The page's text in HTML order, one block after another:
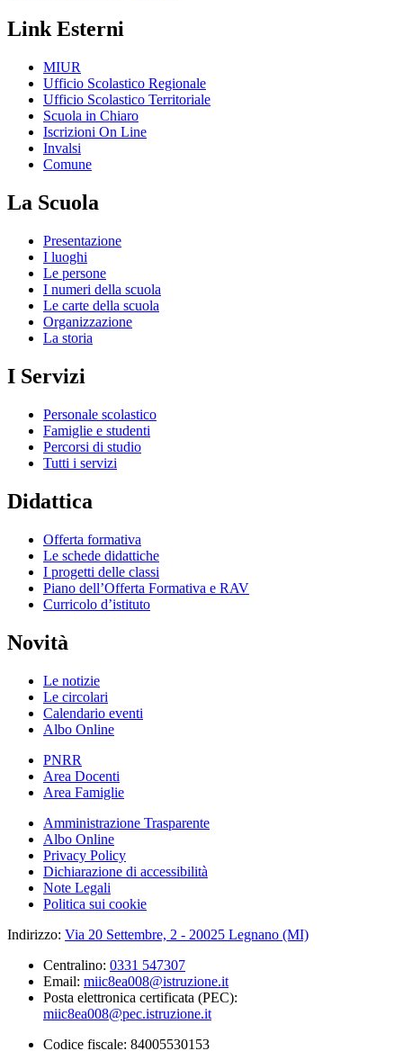
Link Esterni
MIUR
Ufficio Scolastico Regionale
Ufficio Scolastico Territoriale
Scuola in Chiaro
Iscrizioni On Line
Invalsi
Comune
La Scuola
Presentazione
I luoghi
Le persone
I numeri della scuola
Le carte della scuola
Organizzazione
La storia
I Servizi
Personale scolastico
Famiglie e studenti
Percorsi di studio
Tutti i servizi
Didattica
Offerta formativa
Le schede didattiche
I progetti delle classi
Piano dell’Offerta Formativa e RAV
Curricolo d’istituto
Novità
Le notizie
Le circolari
Calendario eventi
Albo Online
PNRR
Area Docenti
Area Famiglie
Amministrazione Trasparente
Albo Online
Privacy Policy
Dichiarazione di accessibilità
Note Legali
Politica sui cookie
Indirizzo: Via 20 Settembre, 2 - 20025 Legnano (MI)
Centralino: 0331 547307
Email: miic8ea008@istruzione.it
Posta elettronica certificata (PEC):
miic8ea008@pec.istruzione.it
Codice fiscale: 84005530153